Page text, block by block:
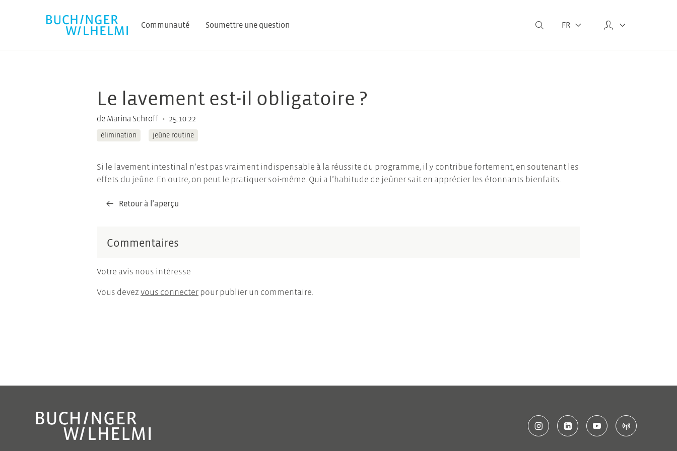
Communauté Soumettre une question FR
Le lavement est-il obligatoire ?
de Marina Schroff • 25.10.22
élimination jeûne routine
Si le lavement intestinal n’est pas vraiment indispensable à la réussite du programme, il y contribue fortement, en soutenant les
effets du jeûne. En outre, on peut le pratiquer soi-même. Qui a l’habitude de jeûner sait en apprécier les étonnants bienfaits.
Retour à l’aperçu
Commentaires
Votre avis nous intéresse
Vous devez vous connecter pour publier un commentaire.